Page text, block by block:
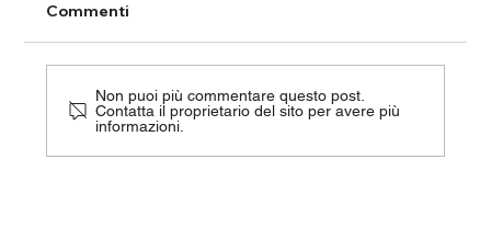
Commenti
Non puoi più commentare questo post.
Contatta il proprietario del sito per avere più
informazioni.